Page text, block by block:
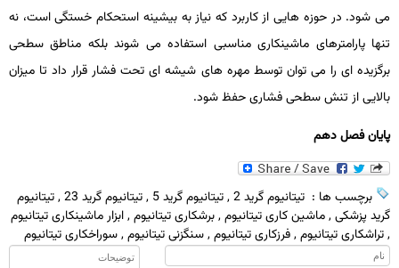
می ­شود. در حوزه ­هایی از کاربرد که نیاز به بیشینه استحکام خستگی است، نه
تنها پارامترهای ماشین­کاری مناسبی استفاده می­ شوند بلکه مناطق سطحی
برگزیده­ ای را می­ توان توسط مهره­ های شیشه ­ای تحت فشار قرار داد تا میزان
بالایی از تنش­ سطحی فشاری حفظ شود.
پایان فصل دهم
برچسب ها : تیتانیوم گرید 2 ,تیتانیوم گرید 5 ,تیتانیوم گرید 23 ,تیتانیوم
گرید پزشکی,ماشین کاری تیتانیوم,برشکاری تیتانیوم,ابزار ماشینکاری تیتانیوم
,تراشکاری تیتانیوم,فرزکاری تیتانیوم,سنگزنی تیتانیوم,سوراخکاری تیتانیوم